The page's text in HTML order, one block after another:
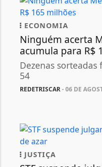
ECONOMIA
Ninguém acerta
acumula para R$
Dezenas sorteadas
54
REDETRISCAR- 06 DE
JUSTIÇA